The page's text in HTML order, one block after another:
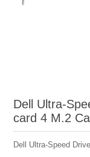
Dell Ultra-
card 4 M.2
Dell Ultra-Speed